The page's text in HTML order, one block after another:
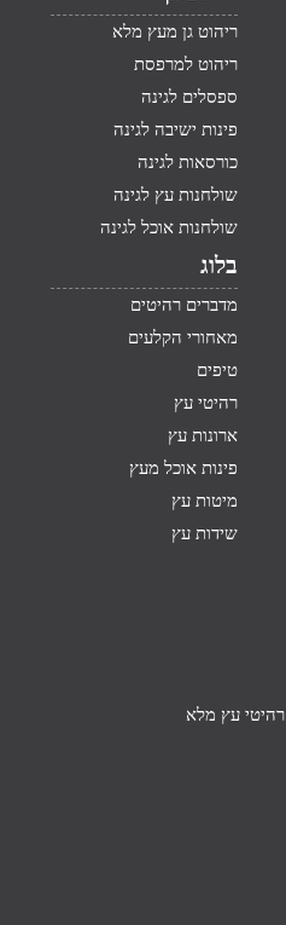
ריהוט גן מעץ מלא
ריהוט למרפסת
ספסלים לגינה
פינות ישיבה לגינה
כורסאות לגינה
שולחנות עץ לגינה
שולחנות אוכל לגינה
בלוג
מדברים רהיטים
מאחורי הקלעים
טיפים
רהיטי עץ
ארונות עץ
פינות אוכל מעץ
מיטות עץ
שידות עץ
רהיטי עץ מלא